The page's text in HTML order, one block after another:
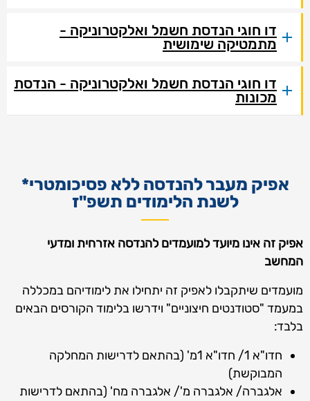
דו חוגי הנדסת חשמל ואלקטרוניקה -
מתמטיקה שימושית
דו חוגי הנדסת חשמל ואלקטרוניקה - הנדסת
מכונות
אפיק מעבר להנדסה ללא פסיכומטרי*
לשנת הלימודים תשפ"ז
אפיק זה אינו מיועד למועמדים להנדסה אזרחית ומדעי
המחשב
מועמדים שיתקבלו לאפיק זה יתחילו את לימודיהם במכללה
במעמד "סטודנטים חיצוניים" וידרשו בלימוד הקורסים הבאים
בלבד:
חדו"א 1/ חדו"א 1מ' (בהתאם לדרישות המחלקה
המבוקשת)
אלגברה/ אלגברה מ'/ אלגברה מח' (בהתאם לדרישות